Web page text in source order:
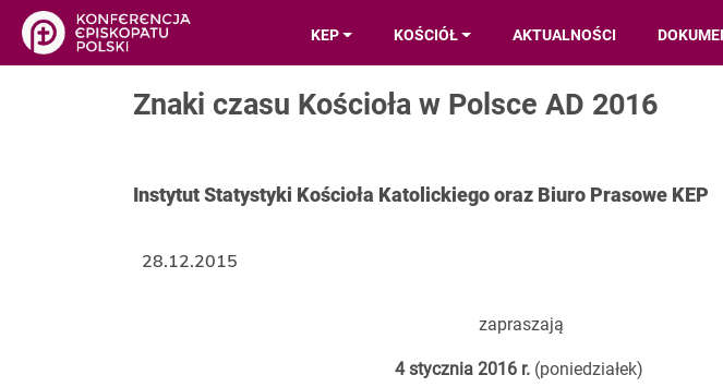
KEP KOŚCIÓŁ AKTUALNOŚCI
Znaki czasu Kościoła w Polsce AD 2016
Instytut Statystyki Kościoła Katolickiego oraz Biuro Prasowe KEP
zapraszają
4 stycznia 2016 r. (poniedziałek)
28.12.2015